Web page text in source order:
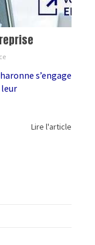
s’engage
Lire l'article